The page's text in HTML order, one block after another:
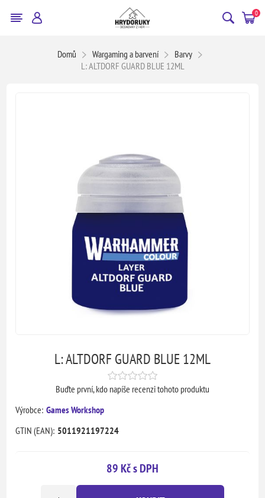
0
Domů Wargaming a barvení
Barvy
L: ALTDORF GUARD BLUE 12ML
L: ALTDORF GUARD BLUE 12ML
Buďte první, kdo napíše recenzi tohoto produktu
Výrobce: Games Workshop
GTIN (EAN): 5011921197224
89 Kč s DPH